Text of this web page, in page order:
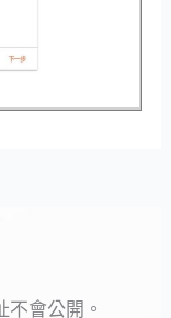
會公開。